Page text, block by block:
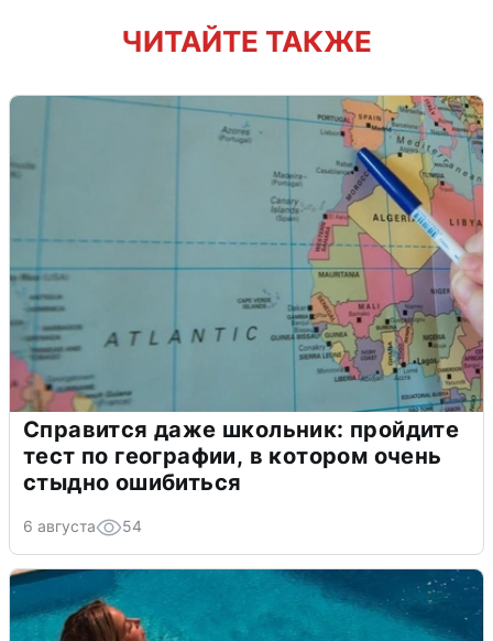
ЧИТАЙТЕ ТАКЖЕ
Справится даже школьник: пройдите
тест по географии, в котором очень
стыдно ошибиться
6 августа 54